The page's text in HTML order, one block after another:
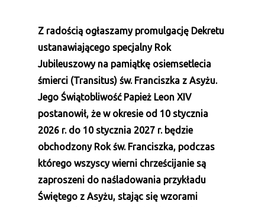
Z radością ogłaszamy promulgację Dekretu
ustanawiającego specjalny Rok
Jubileuszowy na pamiątkę osiemsetlecia
śmierci (Transitus) św. Franciszka z Asyżu.
Jego Świątobliwość Papież Leon XIV
postanowił, że w okresie od 10 stycznia
2026 r. do 10 stycznia 2027 r. będzie
obchodzony Rok św. Franciszka, podczas
którego wszyscy wierni chrześcijanie są
zaproszeni do naśladowania przykładu
Świętego z Asyżu, stając się wzorami